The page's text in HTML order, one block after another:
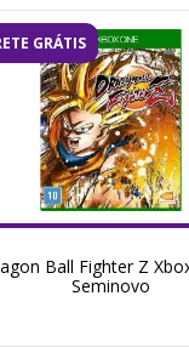
GRÁTIS
Ball Fighter Z
Seminovo